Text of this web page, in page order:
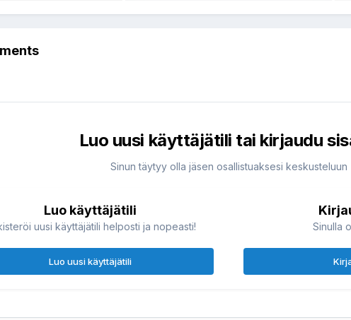
Luo uusi käyttäjätili tai kirjaudu
Sinun täytyy olla jäsen osallistuaksesi keskusteluun
Luo käyttäjätili
uusi käyttäjätili helposti ja nopeasti!
Luo uusi käyttäjätili
Sinulla